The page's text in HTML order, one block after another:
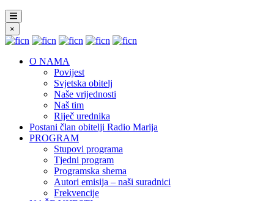
×
O NAMA
Povijest
Svjetska obitelj
Naše vrijednosti
Naš tim
Riječ urednika
Postani član obitelji Radio Marija
PROGRAM
Stupovi programa
Tjedni program
Programska shema
Autori emisija – naši suradnici
Frekvencije